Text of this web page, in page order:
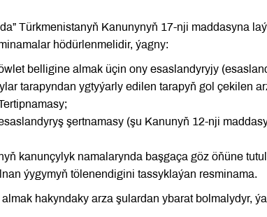
Türkmenistanyň Kanunynyň 17-nji maddasyna
hödürlenmelidir, ýagny:
belligine almak üçin ony esaslandyryjy
tarapyndan ygtyýarly edilen tarapyň gol çekilen
şertnamasy (şu Kanunyň 12-nji
kanunçylyk namalarynda başgaça göz öňüne
ýygymyň tölenendigini tassyklaýan resminama.
hakyndaky arza şulardan ybarat bolmalydyr,